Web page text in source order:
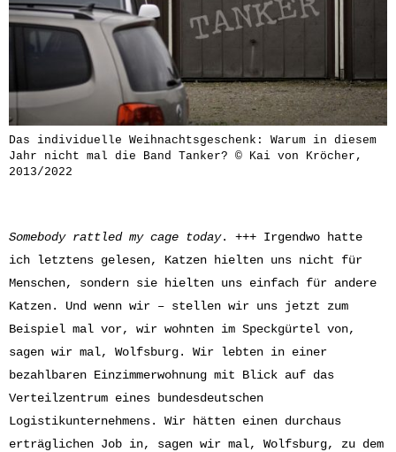
Das individuelle Weihnachtsgeschenk: Warum in diesem
Jahr nicht mal die Band Tanker? © Kai von Kröcher,
2013/2022
Somebody rattled my cage today. +++ Irgendwo hatte
ich letztens gelesen, Katzen hielten uns nicht für
Menschen, sondern sie hielten uns einfach für andere
Katzen. Und wenn wir – stellen wir uns jetzt zum
Beispiel mal vor, wir wohnten im Speckgürtel von,
sagen wir mal, Wolfsburg. Wir lebten in einer
bezahlbaren Einzimmerwohnung mit Blick auf das
Verteilzentrum eines bundesdeutschen
Logistikunternehmens. Wir hätten einen durchaus
erträglichen Job in, sagen wir mal, Wolfsburg, zu dem